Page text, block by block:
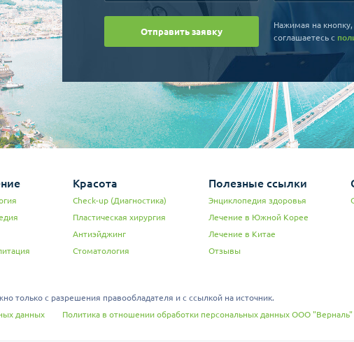
Отправить заявку
Нажимая на
соглашаетесь c
Красота
Check-up (Диагностика)
Пластическая хирургия
Антиэйджинг
Стоматология
Полезные ссылки
Энциклопедия здоровья
Лечение в Южной Корее
Лечение в Китае
Отзывы
только с разрешения правообладателя и с ссылкой на источник.
данных
Политика в отношении обработки персональных данных ООО "Верналь"